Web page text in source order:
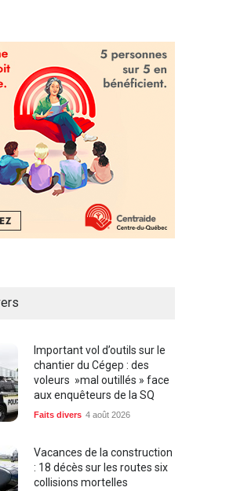
Important vol d’outils sur le
chantier du Cégep : des
voleurs »mal outillés » face
aux enquêteurs de la SQ
Faits divers 4 août 2026
Vacances de la construction
: 18 décès sur les routes six
collisions mortelles